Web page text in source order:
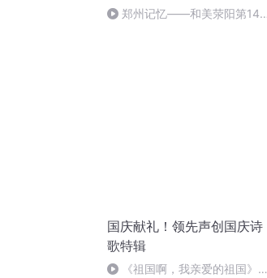
郑州记忆——和美荥阳第14
国庆献礼！领先声创国庆诗
歌特辑
《祖国啊，我亲爱的祖国》温